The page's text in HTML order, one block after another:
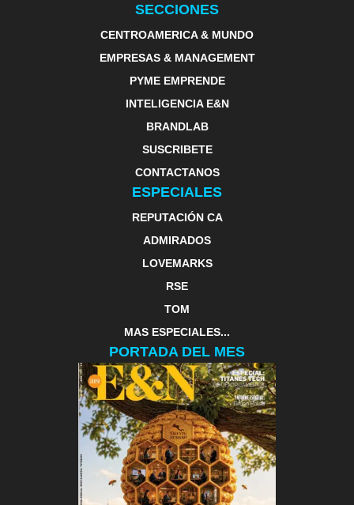
SECCIONES
CENTROAMERICA & MUNDO
EMPRESAS & MANAGEMENT
PYME EMPRENDE
INTELIGENCIA E&N
BRANDLAB
SUSCRIBETE
CONTACTANOS
ESPECIALES
REPUTACIÓN CA
ADMIRADOS
LOVEMARKS
RSE
TOM
MAS ESPECIALES...
PORTADA DEL MES